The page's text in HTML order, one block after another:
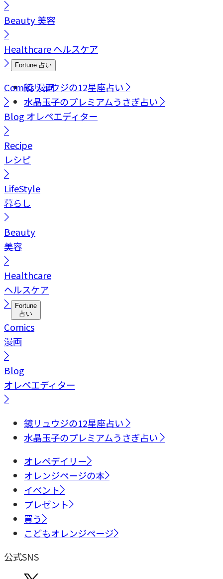
Beauty美容
Healthcareヘルスケア
Fortune 占い
鏡リュウジの12星座占い
水晶玉子のプレミアムうさぎ占い
Comics漫画
Blog オレペエディター
Recipe
レシピ
LifeStyle
暮らし
Beauty
美容
Healthcare
ヘルスケア
Fortune
占い
Comics
漫画
Blog
オレペエディター
鏡リュウジの12星座占い
水晶玉子のプレミアムうさぎ占い
オレペデイリー
オレンジページの本
イベント
プレゼント
買う
こどもオレンジページ
公式SNS